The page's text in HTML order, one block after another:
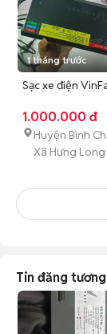
1 tháng trước
Sạc xe điện
1.000.000 đ
Huyện Bình
Xã Hưng Long
Tin đăng